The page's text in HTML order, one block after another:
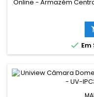
Online - Armazém
dias úteis Loja Braga
Gomes SEM STOCK -
úteis Resumo: -
com bateria
